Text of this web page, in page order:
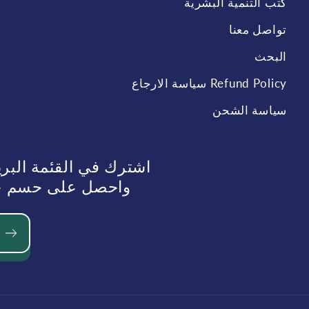
تواصل معنا
البحث
Refund Policy سياسة الارجاع
سياسة الشحن
اشترك في القئمة
واحصل على حسم حسم 10%عند الطلب في